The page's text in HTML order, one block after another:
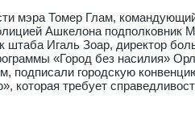
мэра Томер Глам,
Ашкелона подполковник
Игаль Зоар, директор
«Город без насилия»
подписали городскую
которая требует